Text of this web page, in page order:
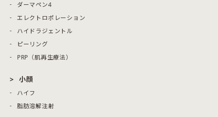
ダーマペン4
エレクトロポレーション
ハイドラジェントル
ピーリング
PRP（肌再生療法）
小顔
ハイフ
脂肪溶解注射